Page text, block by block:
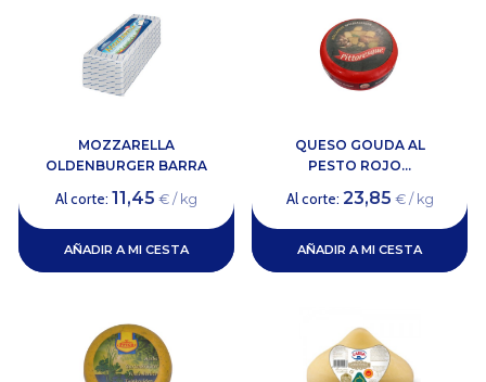
MOZZARELLA
OLDENBURGER BARRA
Al corte: 11,45 € / kg
AÑADIR A MI CESTA
QUESO GOUDA AL
PESTO ROJO...
Al corte: 23,85 € / kg
AÑADIR A MI CESTA